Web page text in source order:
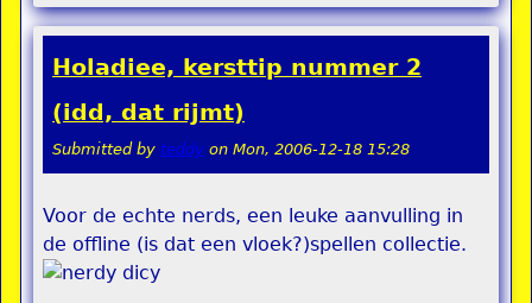
Holadiee, kersttip nummer 2
(idd, dat rijmt)
Submitted by teddy on Mon, 2006-12-18 15:28
Voor de echte nerds, een leuke aanvulling in
de offline (is dat een vloek?)spellen collectie.